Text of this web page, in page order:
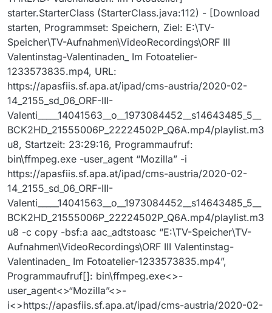
starter.StarterClass (StarterClass.java:112) - [Download
starten, Programmset: Speichern, Ziel: E:\TV-
Speicher\TV-Aufnahmen\VideoRecordings\ORF III
Valentinstag-Valentinaden_ Im Fotoatelier-
1233573835.mp4, URL:
https://apasfiis.sf.apa.at/ipad/cms-austria/2020-02-
14_2155_sd_06_ORF-III-
Valenti_____14041563__o__1973084452__s14643485_5__
BCK2HD_21555006P_22224502P_Q6A.mp4/playlist.m3
u8, Startzeit: 23:29:16, Programmaufruf:
bin\ffmpeg.exe -user_agent “Mozilla” -i
https://apasfiis.sf.apa.at/ipad/cms-austria/2020-02-
14_2155_sd_06_ORF-III-
Valenti_____14041563__o__1973084452__s14643485_5__
BCK2HD_21555006P_22224502P_Q6A.mp4/playlist.m3
u8 -c copy -bsf:a aac_adtstoasc “E:\TV-Speicher\TV-
Aufnahmen\VideoRecordings\ORF III Valentinstag-
Valentinaden_ Im Fotoatelier-1233573835.mp4”,
Programmaufruf[]: bin\ffmpeg.exe<>-
user_agent<>“Mozilla”<>-
i<>https://apasfiis.sf.apa.at/ipad/cms-austria/2020-02-